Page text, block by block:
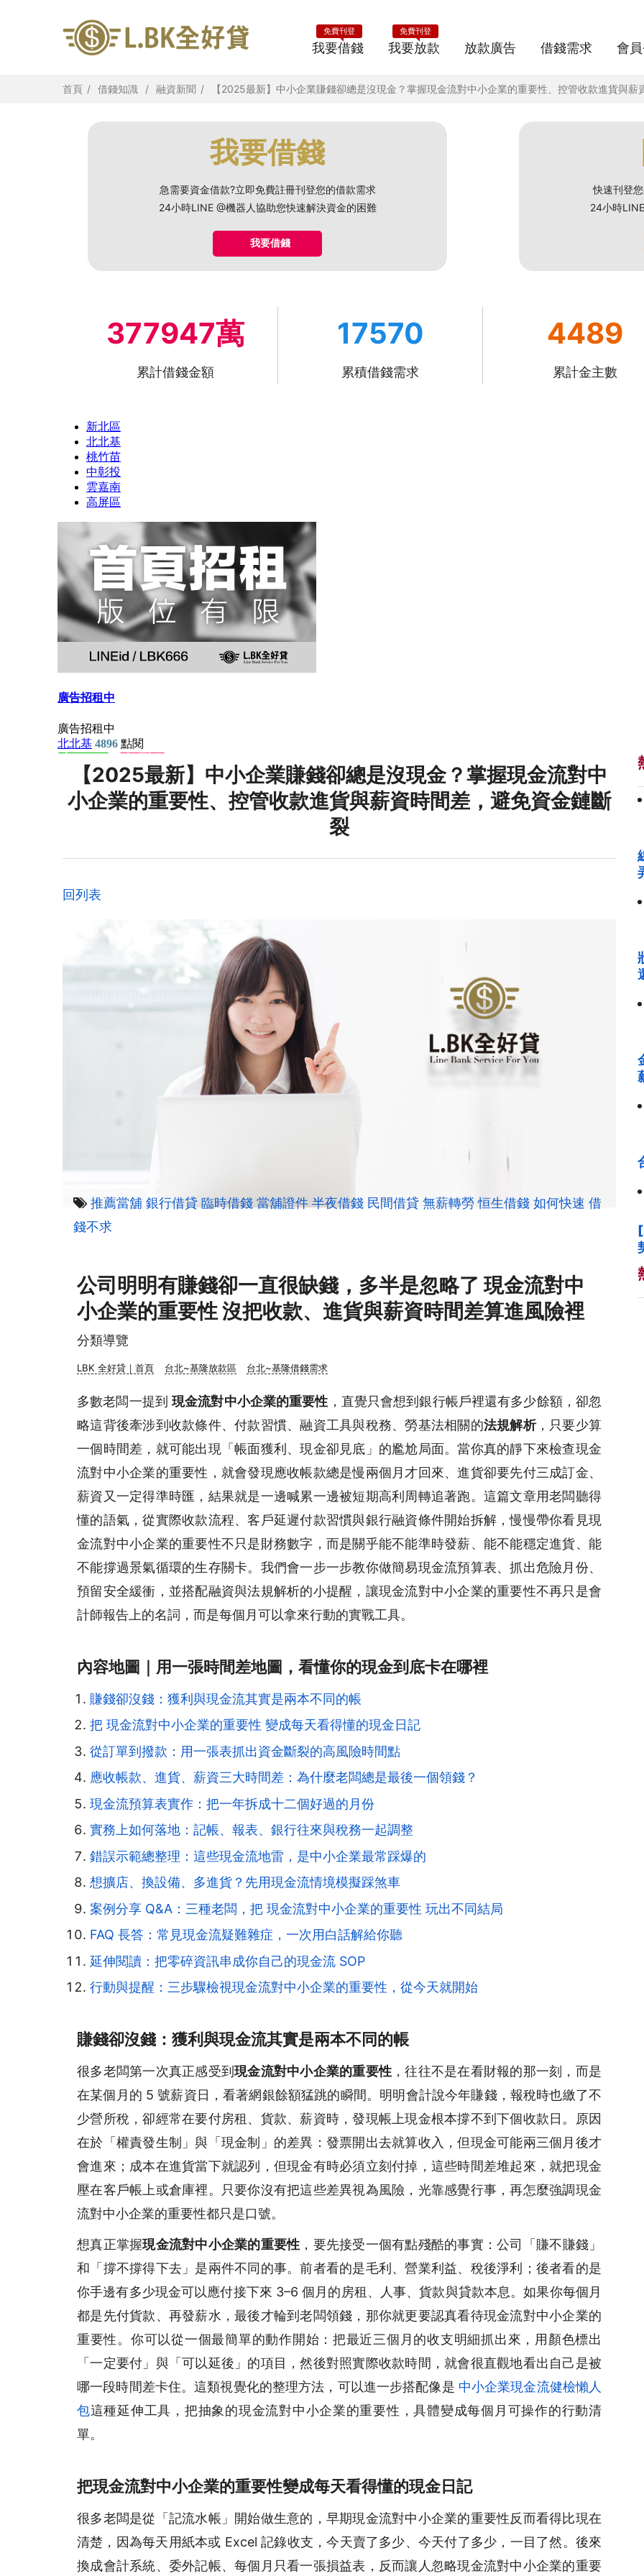
我要借錢
免費刊登
我要放款
免費刊登
放款廣告 借錢需求 會
首頁 借錢知識 融資新聞 【2025最新】中小企業賺錢卻總是沒現金？掌握現金流對中小企業的重要性、控管收款進貨與薪
我要借錢
急需要資金借款?立即免費註冊刊登您的借款需求
24小時LINE @機器人協助您快速解決資金的困難
我要借錢
快速刊登
24小時
377947萬
累計借錢金額
17570
累積借錢需求
4489
累計金主數
【2025最新】中小企業賺錢卻總是沒現金？掌握現金流對中
小企業的重要性、控管收款進貨與薪資時間差，避免資金鏈斷
裂
回列表
推薦當舖 銀行借貸 臨時借錢 當舖證件 半夜借錢 民間借貸 無薪轉勞 恒生借錢 如何快速 借
錢不求
公司明明有賺錢卻一直很缺錢，多半是忽略了 現金流對中
小企業的重要性 沒把收款、進貨與薪資時間差算進風險裡
分類導覽
LBK 全好貸｜首頁 台北~基隆放款區 台北~基隆借錢需求
多數老闆一提到 現金流對中小企業的重要性 ，直覺只會想到銀行帳戶裡還有多少餘額，卻忽
略這背後牽涉到收款條件、付款習慣、融資工具與稅務、勞基法相關的法規解析，只要少算
一個時間差，就可能出現「帳面獲利、現金卻見底」的尷尬局面。當你真的靜下來檢查現金
流對中小企業的重要性，就會發現應收帳款總是慢兩個月才回來、進貨卻要先付三成訂金、
薪資又一定得準時匯，結果就是一邊喊累一邊被短期高利周轉追著跑。這篇文章用老闆聽得
懂的語氣，從實際收款流程、客戶延遲付款習慣與銀行融資條件開始拆解，慢慢帶你看見現
金流對中小企業的重要性不只是財務數字，而是關乎能不能準時發薪、能不能穩定進貨、能
不能撐過景氣循環的生存關卡。我們會一步一步教你做簡易現金流預算表、抓出危險月份、
預留安全緩衝，並搭配融資與法規解析的小提醒，讓現金流對中小企業的重要性不再只是會
計師報告上的名詞，而是每個月可以拿來行動的實戰工具。
內容地圖｜用一張時間差地圖，看懂你的現金到底卡在哪裡
賺錢卻沒錢：獲利與現金流其實是兩本不同的帳
把 現金流對中小企業的重要性 變成每天看得懂的現金日記
從訂單到撥款：用一張表抓出資金斷裂的高風險時間點
應收帳款、進貨、薪資三大時間差：為什麼老闆總是最後一個領錢？
現金流預算表實作：把一年拆成十二個好過的月份
實務上如何落地：記帳、報表、銀行往來與稅務一起調整
錯誤示範總整理：這些現金流地雷，是中小企業最常踩爆的
想擴店、換設備、多進貨？先用現金流情境模擬踩煞車
案例分享 Q&A：三種老闆，把 現金流對中小企業的重要性 玩出不同結局
FAQ 長答：常見現金流疑難雜症，一次用白話解給你聽
延伸閱讀：把零碎資訊串成你自己的現金流 SOP
行動與提醒：三步驟檢視現金流對中小企業的重要性，從今天就開始
賺錢卻沒錢：獲利與現金流其實是兩本不同的帳
很多老闆第一次真正感受到現金流對中小企業的重要性 ，往往不是在看財報的那一刻，而是
在某個月的 5 號薪資日，看著網銀餘額猛跳的瞬間。明明會計說今年賺錢，報稅時也繳了不
少營所稅，卻經常在要付房租、貨款、薪資時，發現帳上現金根本撐不到下個收款日。原因
在於「權責發生制」與「現金制」的差異：發票開出去就算收入，但現金可能兩三個月後才
會進來；成本在進貨當下就認列，但現金有時必須立刻付掉，這些時間差堆起來，就把現金
壓在客戶帳上或倉庫裡。只要你沒有把這些差異視為風險，光靠感覺行事，再怎麼強調現金
流對中小企業的重要性都只是口號。
想真正掌握現金流對中小企業的重要性 ，要先接受一個有點殘酷的事實：公司「賺不賺錢」
和「撐不撐得下去」是兩件不同的事。前者看的是毛利、營業利益、稅後淨利；後者看的是
你手邊有多少現金可以應付接下來 3–6 個月的房租、人事、貨款與貸款本息。如果你每個月
都是先付貨款、再發薪水，最後才輪到老闆領錢，那你就更要認真看待現金流對中小企業的
重要性。你可以從一個最簡單的動作開始：把最近三個月的收支明細抓出來，用顏色標出
「一定要付」與「可以延後」的項目，然後對照實際收款時間，就會很直觀地看出自己是被
哪一段時間差卡住。這類視覺化的整理方法，可以進一步搭配像是 中小企業現金流健檢懶人
包這種延伸工具，把抽象的現金流對中小企業的重要性，具體變成每個月可操作的行動清
單。
把現金流對中小企業的重要性變成每天看得懂的現金日記
很多老闆是從「記流水帳」開始做生意的，早期現金流對中小企業的重要性反而看得比現在
清楚，因為每天用紙本或 Excel 記錄收支，今天賣了多少、今天付了多少，一目了然。後來
換成會計系統、委外記帳、每個月只看一張損益表，反而讓人忽略現金流對中小企業的重要